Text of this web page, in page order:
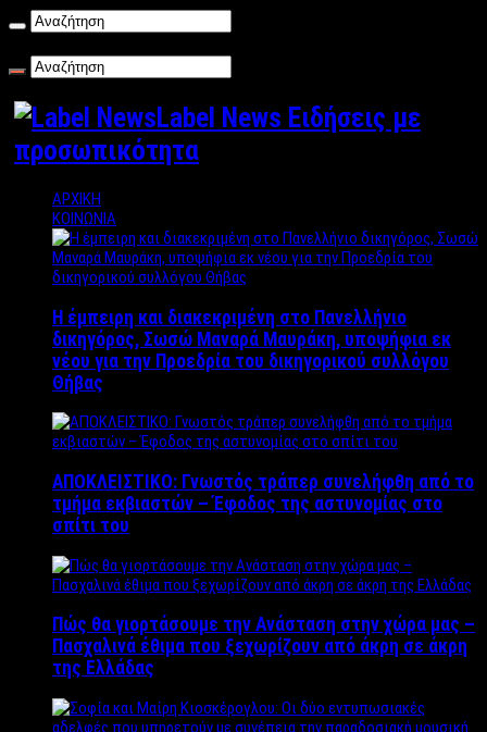
Label News Ειδήσεις με
προσωπικότητα
ΑΡΧΙΚΗ
ΚΟΙΝΩΝΙΑ
Η έμπειρη και διακεκριμένη στο Πανελλήνιο
δικηγόρος, Σωσώ Μαναρά Μαυράκη, υποψήφια εκ
νέου για την Προεδρία του δικηγορικού συλλόγου
Θήβας
ΑΠΟΚΛΕΙΣΤΙΚΟ: Γνωστός τράπερ συνελήφθη από το
τμήμα εκβιαστών – Έφοδος της αστυνομίας στο
σπίτι του
Πώς θα γιορτάσουμε την Ανάσταση στην χώρα μας –
Πασχαλινά έθιμα που ξεχωρίζουν από άκρη σε άκρη
της Ελλάδας